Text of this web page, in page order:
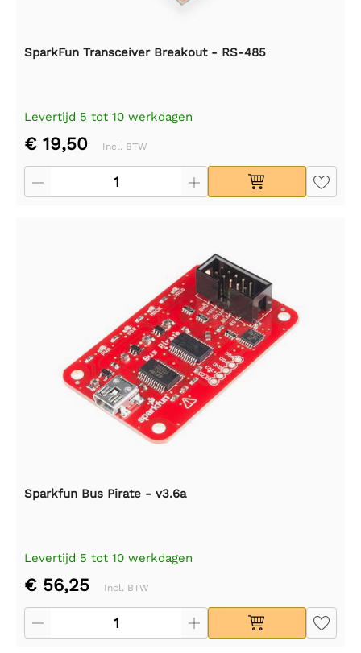
SparkFun Transceiver Breakout - RS-485
Levertijd 5 tot 10 werkdagen
€ 19,50 Incl. BTW
Sparkfun Bus Pirate - v3.6a
Levertijd 5 tot 10 werkdagen
€ 56,25 Incl. BTW